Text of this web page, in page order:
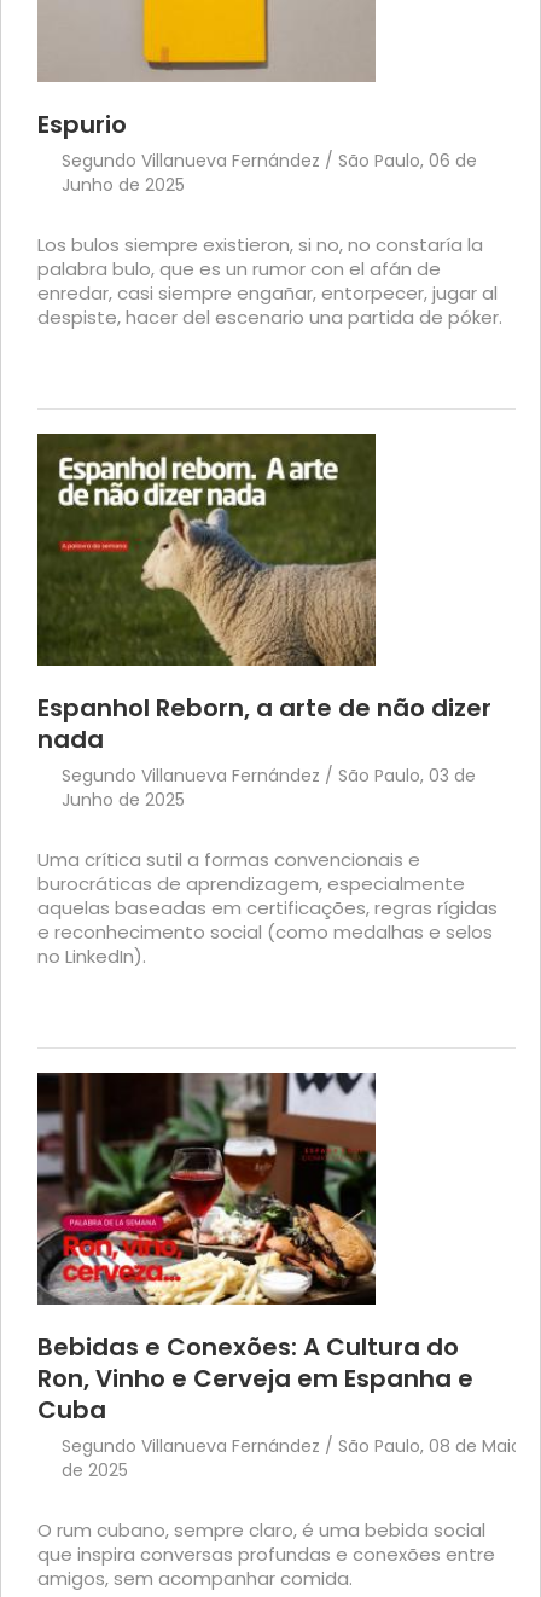
Espurio
Segundo Villanueva Fernández / São Paulo, 06 de
Junho de 2025
Los bulos siempre existieron, si no, no constaría la
palabra bulo, que es un rumor con el afán de
enredar, casi siempre engañar, entorpecer, jugar al
despiste, hacer del escenario una partida de póker.
Espanhol Reborn, a arte de não dizer
nada
Segundo Villanueva Fernández / São Paulo, 03 de
Junho de 2025
Uma crítica sutil a formas convencionais e
burocráticas de aprendizagem, especialmente
aquelas baseadas em certificações, regras rígidas
e reconhecimento social (como medalhas e selos
no LinkedIn).
Bebidas e Conexões: A Cultura do
Ron, Vinho e Cerveja em Espanha e
Cuba
Segundo Villanueva Fernández / São Paulo, 08 de Maio
de 2025
O rum cubano, sempre claro, é uma bebida social
que inspira conversas profundas e conexões entre
amigos, sem acompanhar comida.